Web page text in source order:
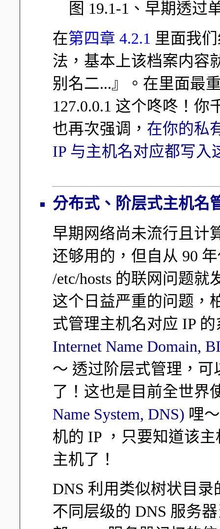
图 19.1-1、早期透过
在第四章 4.2.1 里面我
法，基本上该档案内容
别名二...』。在里面最
127.0.0.1 这个咚咚！
也再次强调， 在你的私
IP 与主机名对应都写入
分布式、阶层式主机名
早期网络尚未流行且计
还够用的，但自从 90
/etc/hosts 的联网问题
这个日益严重的问题，
式管理主机名对应 IP
Internet Name Domain,
～ 透过阶层式管理，
了！这也是目前全世界
Name System, DNS) 哩
机的 IP ，只要知道该
主机了！
DNS 利用类似树状目
不同层级的 DNS 服务